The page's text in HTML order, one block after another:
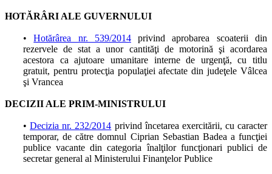
HOTĂRÂRI ALE GUVERNULUI
•Hotărârea nr. 539/2014privind aprobarea scoaterii din
rezervele de stat a unor cantităţi de motorină şi acordarea
acestora ca ajutoare umanitare interne de urgenţă, cu titlu
gratuit, pentru protecţia populaţiei afectate din judeţele Vâlcea
şi Vrancea
DECIZII ALE PRIM-MINISTRULUI
•Decizia nr. 232/2014 privind încetarea exercitării, cu caracter
temporar, de către domnul Ciprian Sebastian Badea a funcţiei
publice vacante din categoria înalţilor funcţionari publici de
secretar general al Ministerului Finanţelor Publice